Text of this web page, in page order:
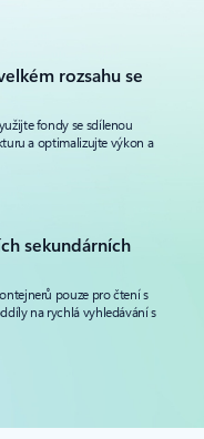
rozsahu se
fondy se sdílenou
a optimalizujte výkon a
sekundárních
pouze pro čtení s
na rychlá vyhledávání s